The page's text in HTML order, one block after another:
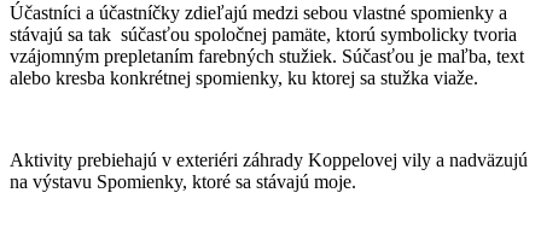
Účastníci a účastníčky zdieľajú medzi sebou vlastné spomienky a
stávajú sa tak súčasťou spoločnej pamäte, ktorú symbolicky tvoria
vzájomným prepletaním farebných stužiek. Súčasťou je maľba, text
alebo kresba konkrétnej spomienky, ku ktorej sa stužka viaže.
Aktivity prebiehajú v exteriéri záhrady Koppelovej vily a nadväzujú
na výstavu Spomienky, ktoré sa stávajú moje.